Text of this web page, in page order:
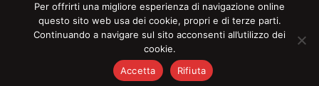
© COPYRIGHT 2025 | REBEL MAG —
POLICY
Per offrirti una migliore esperienza di navigazione online
questo sito web usa dei cookie, propri e di terze parti.
Continuando a navigare sul sito acconsenti all’utilizzo dei
cookie.
Accetta
Rifiuta